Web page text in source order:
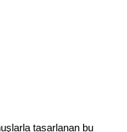
tasarlanan bu